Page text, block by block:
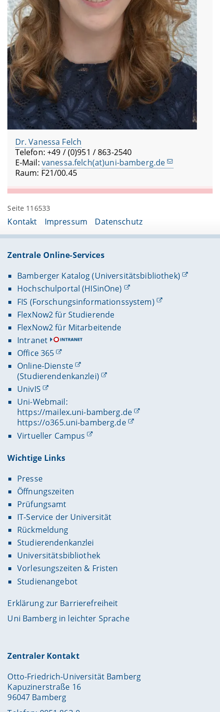
Dr. Vanessa Felch
Telefon: +49 / (0)951 / 863-2540
E-Mail: vanessa.felch(at)uni-bamberg.de
Raum: F21/00.45
Seite 116533
Kontakt Impressum Datenschutz
Zentrale Online-Services
Bamberger Katalog (Universitätsbibliothek)
Hochschulportal (HISinOne)
FIS (Forschungsinformationssystem)
FlexNow2 für Studierende
FlexNow2 für Mitarbeitende
Intranet
Office 365
Online-Dienste
(Studierendenkanzlei)
UnivIS
Uni-Webmail:
https://mailex.uni-bamberg.de
https://o365.uni-bamberg.de
Virtueller Campus
Wichtige Links
Presse
Öffnungszeiten
Prüfungsamt
IT-Service der Universität
Rückmeldung
Studierendenkanzlei
Universitätsbibliothek
Vorlesungszeiten & Fristen
Studienangebot
Erklärung zur Barrierefreiheit
Uni Bamberg in leichter Sprache
Zentraler Kontakt
Otto-Friedrich-Universität Bamberg
Kapuzinerstraße 16
96047 Bamberg